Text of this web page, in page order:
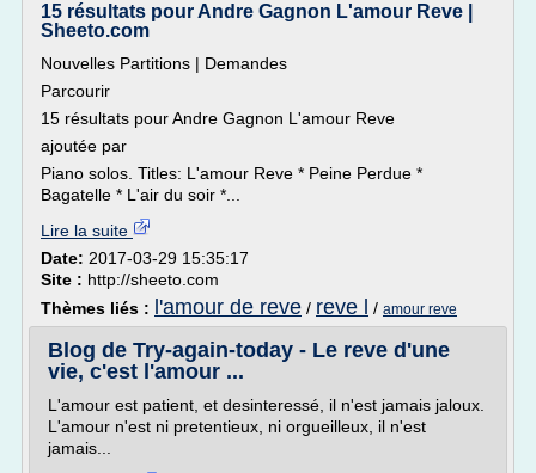
15 résultats pour Andre Gagnon L'amour Reve |
Sheeto.com
Nouvelles Partitions | Demandes
Parcourir
15 résultats pour Andre Gagnon L'amour Reve
ajoutée par
Piano solos. Titles: L'amour Reve * Peine Perdue *
Bagatelle * L'air du soir *...
Lire la suite
Date: 2017-03-29 15:35:17
Site : http://sheeto.com
Thèmes liés :
l'amour de reve / reve l / amour reve
Blog de Try-again-today - Le reve d'une
vie, c'est l'amour ...
L'amour est patient, et desinteressé, il n'est jamais jaloux.
L'amour n'est ni pretentieux, ni orgueilleux, il n'est
jamais...